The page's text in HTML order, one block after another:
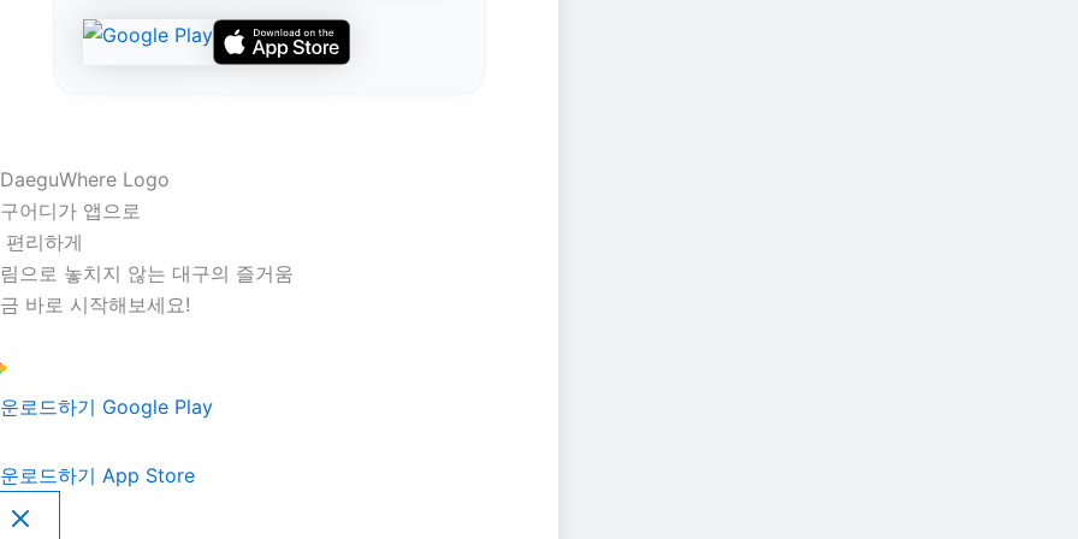
어디가 앱으로
편리하게
으로 놓치지 않는 대구의 즐거움
바로 시작해보세요!
로드하기 Google Play
로드하기 App Store